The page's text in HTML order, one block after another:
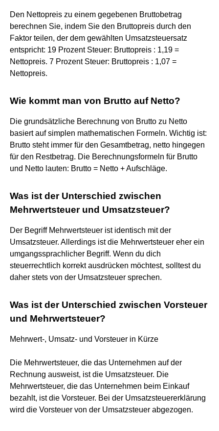
Den Nettopreis zu einem gegebenen Bruttobetrag
berechnen Sie, indem Sie den Bruttopreis durch den
Faktor teilen, der dem gewählten Umsatzsteuersatz
entspricht: 19 Prozent Steuer: Bruttopreis : 1,19 =
Nettopreis. 7 Prozent Steuer: Bruttopreis : 1,07 =
Nettopreis.
Wie kommt man von Brutto auf Netto?
Die grundsätzliche Berechnung von Brutto zu Netto
basiert auf simplen mathematischen Formeln. Wichtig ist:
Brutto steht immer für den Gesamtbetrag, netto hingegen
für den Restbetrag. Die Berechnungsformeln für Brutto
und Netto lauten: Brutto = Netto + Aufschläge.
Was ist der Unterschied zwischen
Mehrwertsteuer und Umsatzsteuer?
Der Begriff Mehrwertsteuer ist identisch mit der
Umsatzsteuer. Allerdings ist die Mehrwertsteuer eher ein
umgangssprachlicher Begriff. Wenn du dich
steuerrechtlich korrekt ausdrücken möchtest, solltest du
daher stets von der Umsatzsteuer sprechen.
Was ist der Unterschied zwischen Vorsteuer
und Mehrwertsteuer?
Mehrwert-, Umsatz- und Vorsteuer in Kürze
Die Mehrwertsteuer, die das Unternehmen auf der
Rechnung ausweist, ist die Umsatzsteuer. Die
Mehrwertsteuer, die das Unternehmen beim Einkauf
bezahlt, ist die Vorsteuer. Bei der Umsatzsteuererklärung
wird die Vorsteuer von der Umsatzsteuer abgezogen.